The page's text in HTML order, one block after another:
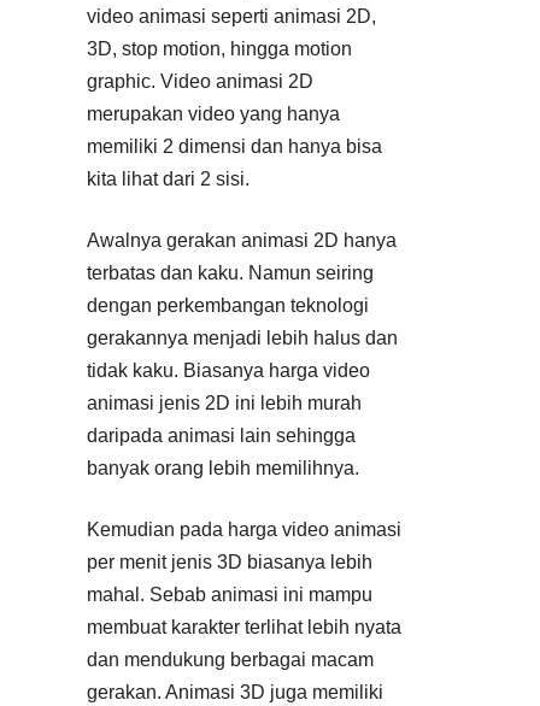
video animasi seperti animasi 2D,
3D, stop motion, hingga motion
graphic. Video animasi 2D
merupakan video yang hanya
memiliki 2 dimensi dan hanya bisa
kita lihat dari 2 sisi.
Awalnya gerakan animasi 2D hanya
terbatas dan kaku. Namun seiring
dengan perkembangan teknologi
gerakannya menjadi lebih halus dan
tidak kaku. Biasanya harga video
animasi jenis 2D ini lebih murah
daripada animasi lain sehingga
banyak orang lebih memilihnya.
Kemudian pada harga video animasi
per menit jenis 3D biasanya lebih
mahal. Sebab animasi ini mampu
membuat karakter terlihat lebih nyata
dan mendukung berbagai macam
gerakan. Animasi 3D juga memiliki